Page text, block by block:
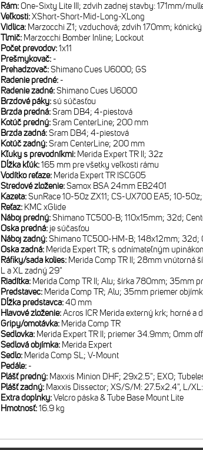
Rám:One-Sixty Lite III; zdvih zadnej stavby: 171mm/
Veľkosti:XShort-Short-Mid-Long-XLong
Vidlica: Marzocchi Z1; vzduchová; zdvih 170mm;
Tlmič: Marzocchi Bomber Inline; Lockout
Počet prevodov:1x11
Prešmykovač: -
Prehadzovač:Shimano Cues U6000; GS
Radenie predné: -
Radenie zadné:Shimano Cues U6000
Brzdové páky:sú súčasťou
Brzda predná:Sram DB4; 4-piestová
Kotúč predný:Sram CenterLine; 200 mm
Brzda zadná:Sram DB4; 4-piestová
Kotúč zadný:Sram CenterLine; 200 mm
Kľuky s prevodníkmi: Merida Expert TR II; 32z
Dĺžka kľúk:165 mm pre všetky veľkosti rámu
Vodítko reťaze: Merida Expert TR ISCG05
Stredové zloženie:Samox BSA 24mm EB2401
Kazeta:SunRace 10-50z ZX11; CS-UX700 EA5; 10-50z;
Reťaz: KMC xGlide
Náboj predný:Shimano TC500-B; 110x15mm; 32d;
Oska predná: je súčasťou
Náboj zadný:Shimano TC500-HM-B; 148x12mm; 32d;
Oska zadná: Merida Expert TR; s odnímateľným
Ráfiky/sada kolies: Merida Comp TR II; 28mm vnútorná
L a XL zadný 29"
Riadítka: Merida Comp TR II; Alu; šírka 780mm; 35mm
Predstavec: Merida Comp TR; Alu; 35mm priemer
Dĺžka predstavca:40 mm
Hlavové zloženie:Acros ICR Merida externý krk; horné a
Gripy/omotávka: Merida Comp TR
Sedlovka: Merida Expert TR II; priemer 34.9mm; 0mm
Sedlová objímka: Merida Expert
Sedlo: Merida Comp SL; V-Mount
Pedále: -
Plášť predný: Maxxis Minion DHF; 29x2.5"; EXO;
Plášť zadný: Maxxis Dissector; XS/S/M: 27.5x2.4", L/
Extra doplnky:Velcro páska & Tube Base Mount Lite
Hmotnosť:16.9 kg